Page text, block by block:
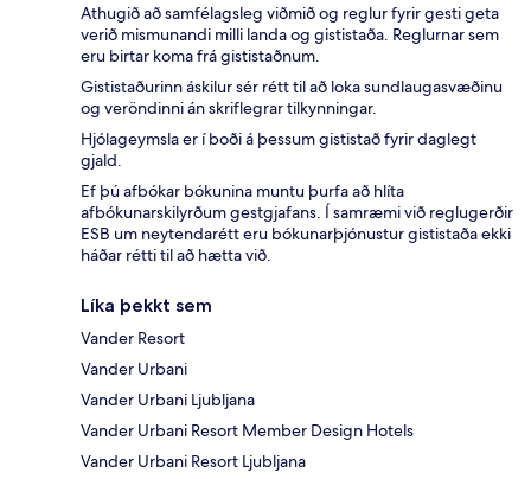
Athugið að samfélagsleg viðmið og reglur fyrir gesti geta
verið mismunandi milli landa og gististaða. Reglurnar sem
eru birtar koma frá gististaðnum.
Gististaðurinn áskilur sér rétt til að loka sundlaugasvæðinu
og veröndinni án skriflegrar tilkynningar.
Hjólageymsla er í boði á þessum gististað fyrir daglegt
gjald.
Ef þú afbókar bókunina muntu þurfa að hlíta
afbókunarskilyrðum gestgjafans. Í samræmi við reglugerðir
ESB um neytendarétt eru bókunarþjónustur gististaða ekki
háðar rétti til að hætta við.
Líka þekkt sem
Vander Resort
Vander Urbani
Vander Urbani Ljubljana
Vander Urbani Resort Member Design Hotels
Vander Urbani Resort Ljubljana